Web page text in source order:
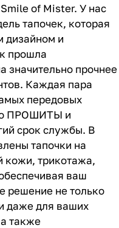
of Mister. У нас
тапочек, которая
дизайном и
прошла
значительно прочнее
Каждая пара
передовых
ПРОШИТЫ и
срок службы. В
тапочки на
кожи, трикотажа,
ваш
решение не только
даже для ваших
также